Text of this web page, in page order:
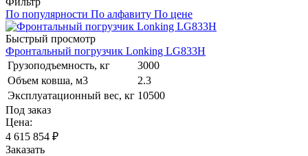
По популярности По алфавиту По цене
Быстрый просмотр
Фронтальный погрузчик Lonking LG833H
Грузоподъемность, кг
3000
Объем ковша, м3
2.3
Эксплуатационный вес, кг 10500
Под заказ
Цена:
4 615 854 ₽
Заказать